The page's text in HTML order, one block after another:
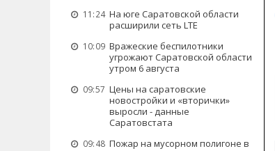
11:24 На юге Саратовской области
расширили сеть LTE
10:09 Вражеские беспилотники
угрожают Саратовской области
утром 6 августа
09:57 Цены на саратовские
новостройки и «вторички»
выросли - данные
Саратовстата
09:48 Пожар на мусорном полигоне в